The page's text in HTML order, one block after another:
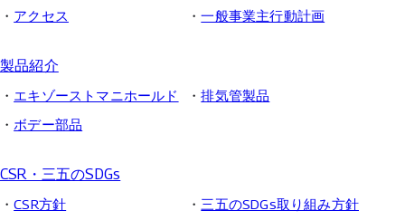
アクセス
一般事業主行動計画
製品紹介
エキゾーストマニホールド
排気管製品
ボデー部品
CSR・三五のSDGs
CSR方針
三五のSDGs取り組み方針